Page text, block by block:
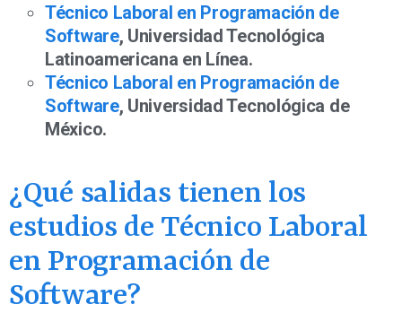
Técnico Laboral en Programación de
Software, Universidad Tecnológica
Latinoamericana en Línea.
Técnico Laboral en Programación de
Software, Universidad Tecnológica de
México.
¿Qué salidas tienen los
estudios de Técnico Laboral
en Programación de
Software?